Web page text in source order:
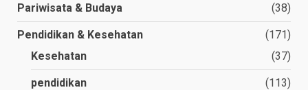
Pariwisata & Budaya (38)
Pendidikan & Kesehatan
(171)
Kesehatan
(37)
pendidikan (113)